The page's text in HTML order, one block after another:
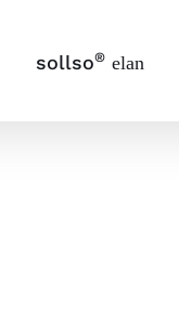
sollso® elan